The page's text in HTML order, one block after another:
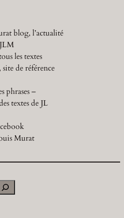
blog, l’actualité
les textes
de référence
phrases –
textes de JL
Murat